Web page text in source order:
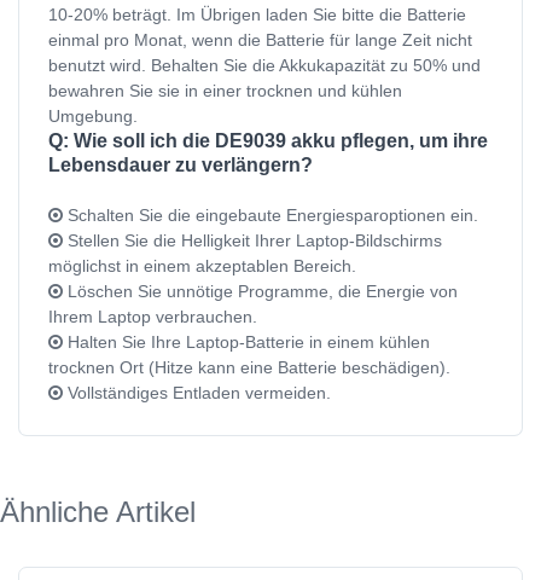
10-20% beträgt. Im Übrigen laden Sie bitte die Batterie
einmal pro Monat, wenn die Batterie für lange Zeit nicht
benutzt wird. Behalten Sie die Akkukapazität zu 50% und
bewahren Sie sie in einer trocknen und kühlen
Umgebung.
Q: Wie soll ich die DE9039 akku pflegen, um ihre
Lebensdauer zu verlängern?
Schalten Sie die eingebaute Energiesparoptionen ein.
Stellen Sie die Helligkeit Ihrer Laptop-Bildschirms
möglichst in einem akzeptablen Bereich.
Löschen Sie unnötige Programme, die Energie von
Ihrem Laptop verbrauchen.
Halten Sie Ihre Laptop-Batterie in einem kühlen
trocknen Ort (Hitze kann eine Batterie beschädigen).
Vollständiges Entladen vermeiden.
Ähnliche Artikel